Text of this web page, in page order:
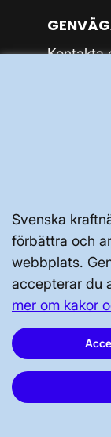
Svenska
förbättra och
webbplats.
accepterar du
mer om kakor
Svenska
Tel:
E-post:
Org.nr:
Kontakta